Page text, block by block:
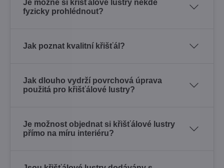
Je možné si křišťálové lustry někde
fyzicky prohlédnout?
Jak poznat kvalitní křišťál?
Jak dlouho vydrží povrchová úprava
použitá pro křišťálové lustry?
Je možnost objednat si křišťálové lustry
přímo na míru interiéru?